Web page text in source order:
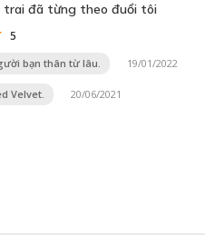
trai đã từng theo đuổi tôi
5
bạn thân từ lâu. 19/01/2022
Velvet. 20/06/2021